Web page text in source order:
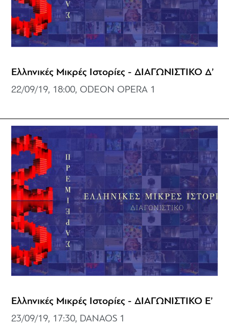
Ελληνικές Μικρές Ιστορίες - ΔΙΑΓΩΝΙΣΤΙΚΟ Δ’
22/09/19, 18:00, ODEON OPERA 1
Ελληνικές Μικρές Ιστορίες - ΔΙΑΓΩΝΙΣΤΙΚΟ Ε’
23/09/19, 17:30, DANAOS 1